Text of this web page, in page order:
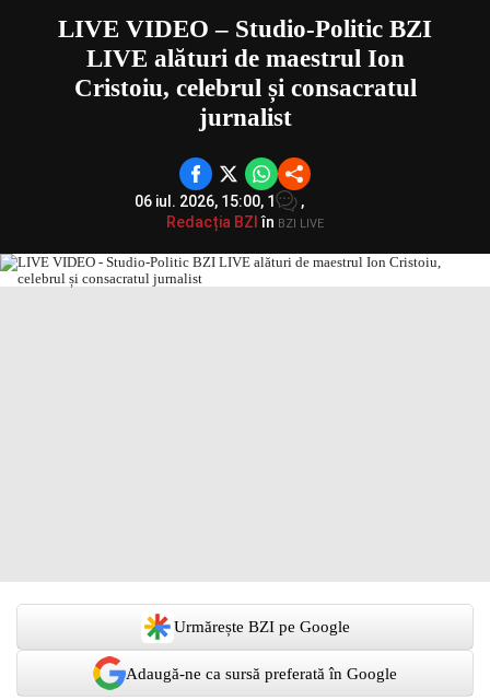
LIVE VIDEO – Studio-Politic BZI
LIVE alături de maestrul Ion
Cristoiu, celebrul și consacratul
jurnalist
06 iul. 2026, 15:00, 1
,
Redacția BZI în BZI LIVE
Urmărește BZI pe Google
Adaugă-ne ca sursă preferată în Google